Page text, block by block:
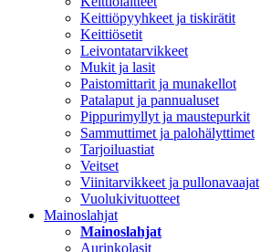
Keittiöpyyhkeet ja tiskirätit
Keittiösetit
Leivontatarvikkeet
Mukit ja lasit
Paistomittarit ja munakellot
Patalaput ja pannualuset
Pippurimyllyt ja maustepurkit
Sammuttimet ja palohälyttimet
Tarjoiluastiat
Veitset
Viinitarvikkeet ja pullonavaajat
Vuolukivituotteet
Mainoslahjat
Mainoslahjat
Aurinkolasit